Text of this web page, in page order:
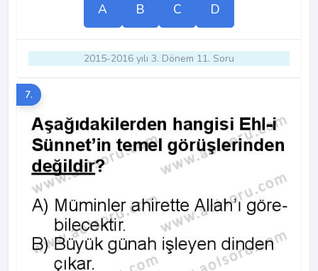
A B C D
2015-2016 yılı 3. Dönem 11. Soru
7.